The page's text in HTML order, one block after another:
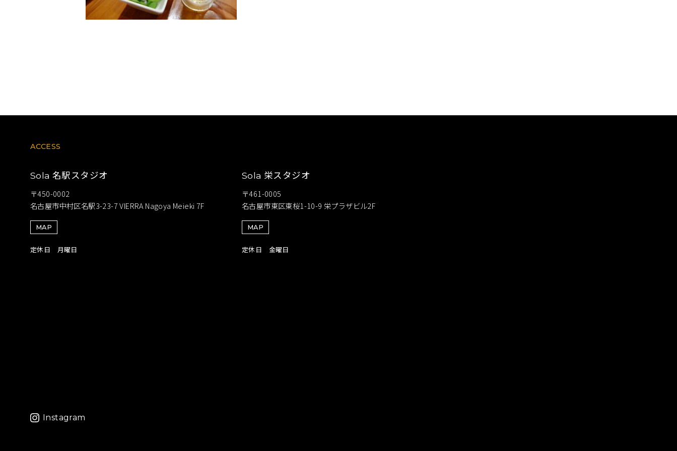
ACCESS
Sola 名駅スタジオ
〒450-0002
名古屋市中村区名駅3-23-7 VIERRA Nagoya Meieki 7F
MAP
定休日 月曜日
Sola 栄スタジオ
〒461-0005
名古屋市東区東桜1-10-9 栄プラザビル2F
MAP
定休日 金曜日
Instagram